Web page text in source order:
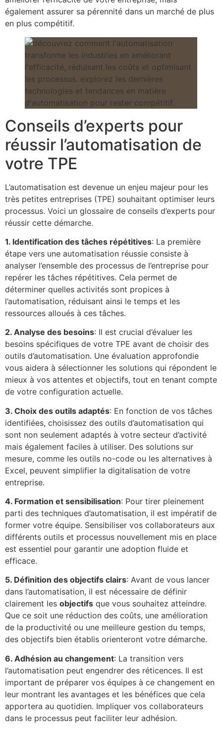
également assurer sa pérennité dans un marché de plus
en plus compétitif.
Conseils d’experts pour
réussir l’automatisation de
votre TPE
L’automatisation est devenue un enjeu majeur pour les
très petites entreprises (TPE) souhaitant optimiser leurs
processus. Voici un glossaire de conseils d’experts pour
réussir cette démarche.
1. Identification des tâches répétitives: La première
étape vers une automatisation réussie consiste à
analyser l’ensemble des processus de l’entreprise pour
repérer les tâches répétitives. Cela permet de
déterminer quelles activités sont propices à
l’automatisation, réduisant ainsi le temps et les
ressources alloués à ces tâches.
2. Analyse des besoins: Il est crucial d’évaluer les
besoins spécifiques de votre TPE avant de choisir des
outils d’automatisation. Une évaluation approfondie
vous aidera à sélectionner les solutions qui répondent le
mieux à vos attentes et objectifs, tout en tenant compte
de votre configuration actuelle.
3. Choix des outils adaptés: En fonction de vos tâches
identifiées, choisissez des outils d’automatisation qui
sont non seulement adaptés à votre secteur d’activité
mais également faciles à utiliser. Des solutions sur
mesure, comme les outils no-code ou les alternatives à
Excel, peuvent simplifier la digitalisation de votre
entreprise.
4. Formation et sensibilisation: Pour tirer pleinement
parti des techniques d’automatisation, il est impératif de
former votre équipe. Sensibiliser vos collaborateurs aux
différents outils et processus nouvellement mis en place
est essentiel pour garantir une adoption fluide et
efficace.
5. Définition des objectifs clairs: Avant de vous lancer
dans l’automatisation, il est nécessaire de définir
clairement les objectifs que vous souhaitez atteindre.
Que ce soit une réduction des coûts, une amélioration
de la productivité ou une meilleure gestion du temps,
des objectifs bien établis orienteront votre démarche.
6. Adhésion au changement: La transition vers
l’automatisation peut engendrer des réticences. Il est
important de préparer vos équipes à ce changement en
leur montrant les avantages et les bénéfices que cela
apportera au quotidien. Impliquer vos collaborateurs
dans le processus peut faciliter leur adhésion.